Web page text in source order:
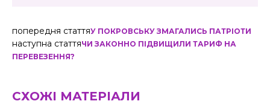
попередня статтяУ ПОКРОВСЬКУ ЗМАГАЛИСЬ ПАТРІОТИ
наступна статтяЧИ ЗАКОННО ПІДВИЩИЛИ ТАРИФ НА
ПЕРЕВЕЗЕННЯ?
СХОЖІ МАТЕРІАЛИ